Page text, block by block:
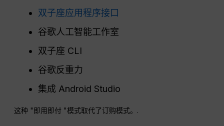
双子座应用程序接口
谷歌人工智能工作室
双子座 CLI
谷歌反重力
集成 Android Studio
这种 "即用即付 "模式取代了订购模式。.